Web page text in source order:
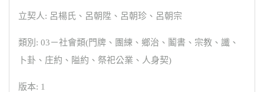
立契人: 呂楊氏、呂朝陞、呂朝珍、呂朝宗
類別: 03－社會類(門牌、團練、鄉治、鬮書、宗教、讖、
卜卦、庄約、隘約、祭祀公業、人身契)
版本: 1